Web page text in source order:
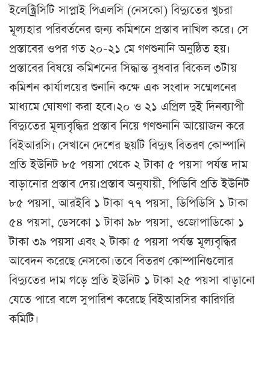
ইলেক্ট্রিসিটি সাপ্লাই পিএলসি (নেসকো) বিদ্যুতের খুচরা
মূল্যহার পরিবর্তনের জন্য কমিশনে প্রস্তাব দাখিল করে। সে
প্রস্তাবের ওপর গত ২০-২১ মে গণশুনানি অনুষ্ঠিত হয়।
প্রস্তাবের বিষয়ে কমিশনের সিদ্ধান্ত বুধবার বিকেল ৩টায়
কমিশন কার্যালয়ের শুনানি কক্ষে এক সংবাদ সম্মেলনের
মাধ্যমে ঘোষণা করা হবে।২০ ও ২১ এপ্রিল দুই দিনব্যাপী
বিদ্যুতের মূল্যবৃদ্ধির প্রস্তাব নিয়ে গণশুনানি আয়োজন করে
বিইআরসি। সেখানে দেশের ছয়টি বিদ্যুৎ বিতরণ কোম্পানি
প্রতি ইউনিট ৮৫ পয়সা থেকে ২ টাকা ৫ পয়সা পর্যন্ত দাম
বাড়ানোর প্রস্তাব দেয়।প্রস্তাব অনুযায়ী, পিডিবি প্রতি ইউনিট
৮৫ পয়সা, আরইবি ১ টাকা ৭৭ পয়সা, ডিপিডিসি ১ টাকা
৫৪ পয়সা, ডেসকো ১ টাকা ৯৮ পয়সা, ওজোপাডিকো ১
টাকা ৩৯ পয়সা এবং ২ টাকা ৫ পয়সা পর্যন্ত মূল্যবৃদ্ধির
আবেদন করেছে নেসকো।তবে বিতরণ কোম্পানিগুলোর
বিদ্যুতের দাম গড়ে প্রতি ইউনিট ১ টাকা ২৫ পয়সা বাড়ানো
যেতে পারে বলে সুপারিশ করেছে বিইআরসির কারিগরি
কমিটি।